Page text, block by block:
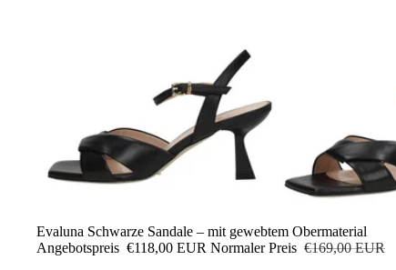
Sale
Evaluna Schwarze Sandale – mit gewebtem Obermaterial
Angebotspreis €118,00 EUR Normaler Preis €169,00 EUR